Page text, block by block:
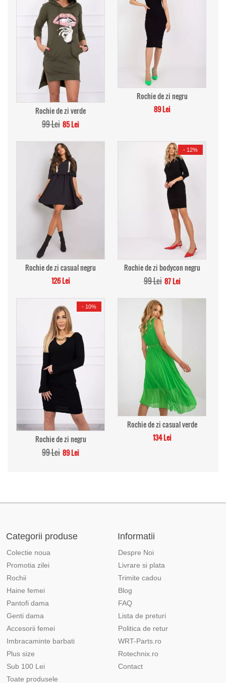
Rochie de zi verde
99 Lei 85 Lei
Rochie de zi negru
89 Lei
Rochie de zi casual negru
126 Lei
- 12%
Rochie de zi bodycon negru
99 Lei 87 Lei
- 10%
Rochie de zi negru
99 Lei 89 Lei
Rochie de zi casual verde
134 Lei
Categorii produse
Colectie noua
Promotia zilei
Rochii
Haine femei
Pantofi dama
Genti dama
Accesorii femei
Imbracaminte barbati
Plus size
Sub 100 Lei
Toate produsele
Informatii
Despre Noi
Livrare si plata
Trimite cadou
Blog
FAQ
Lista de preturi
Politica de retur
WRT-Parts.ro
Rotechnix.ro
Contact